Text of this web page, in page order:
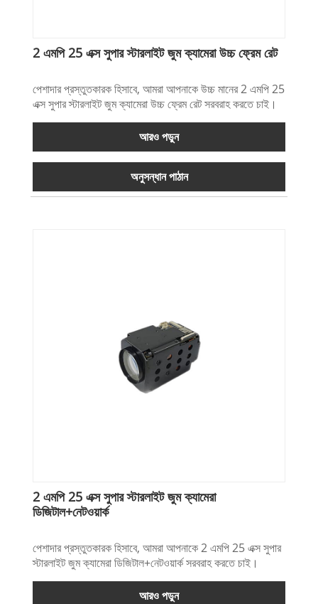
2 এমপি 25 এক্স সুপার স্টারলাইট জুম ক্যামেরা উচ্চ ফ্রেম রেট
পেশাদার প্রস্তুতকারক হিসাবে, আমরা আপনাকে উচ্চ মানের 2 এমপি 25
এক্স সুপার স্টারলাইট জুম ক্যামেরা উচ্চ ফ্রেম রেট সরবরাহ করতে চাই।
আরও পড়ুন
অনুসন্ধান পাঠান
2 এমপি 25 এক্স সুপার স্টারলাইট জুম ক্যামেরা
ডিজিটাল+নেটওয়ার্ক
পেশাদার প্রস্তুতকারক হিসাবে, আমরা আপনাকে 2 এমপি 25 এক্স সুপার
স্টারলাইট জুম ক্যামেরা ডিজিটাল+নেটওয়ার্ক সরবরাহ করতে চাই।
আরও পড়ুন